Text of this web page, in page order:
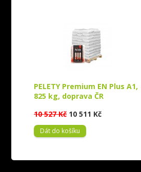
PELETY Premium EN Plus A1,
825 kg, doprava ČR
10 527 Kč 10 511 Kč
Dát do košíku